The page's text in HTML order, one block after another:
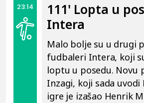
23:14
111' Lopta u
Intera
Malo bolje su u drugi
fudbaleri Intera, koji
loptu u posedu. Novu
Inzagi, koji sada uvodi
igre je izašao Henrik